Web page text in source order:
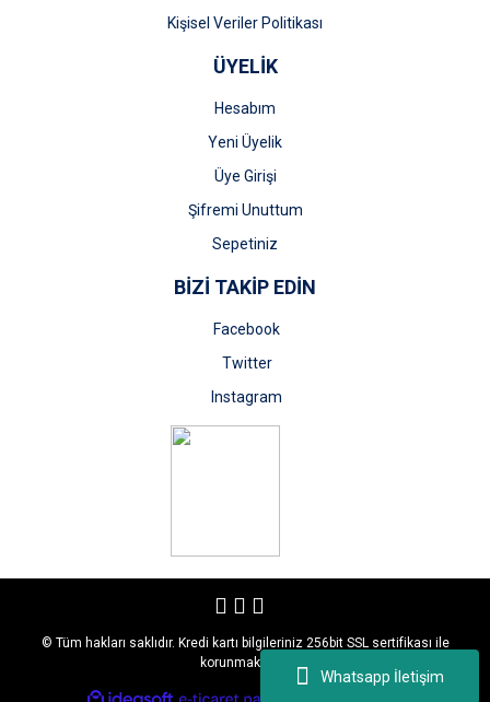
Whatsapp İletişim
Kişisel Veriler Politikası
ÜYELİK
Hesabım
Yeni Üyelik
Üye Girişi
Şifremi Unuttum
Sepetiniz
BİZİ TAKİP EDİN
Facebook
Twitter
Instagram
© Tüm hakları saklıdır. Kredi kartı bilgileriniz 256bit SSL sertifikası ile
korunmaktadır.